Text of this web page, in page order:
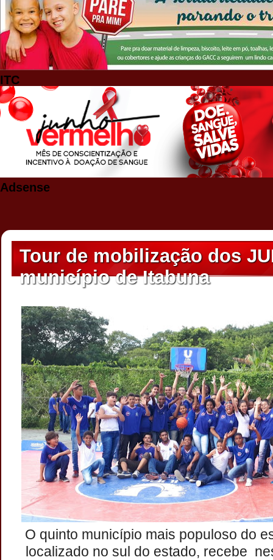
ITC
Adsense
Tour de mobilização dos
município de Itabuna
O quinto município mais populoso do
localizado no sul do estado, recebe